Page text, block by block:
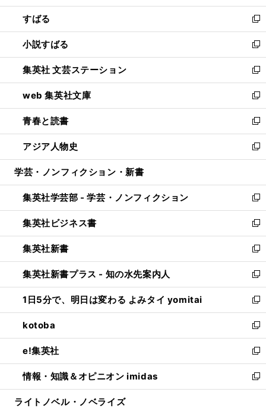
開
く
ウ
で
開
く
ン
ド
ウ
で
開
く
すばる
新
し
い
ウ
ィ
ン
ド
ウ
で
開
く
小説すばる
新
し
い
ウ
ィ
ン
ド
ウ
で
開
集英社 文芸ステーション
新
し
い
ウ
ィ
ン
ド
ウ
開
く
web 集英社文庫
新
し
い
ウ
ィ
ン
ウ
で
開
く
青春と読書
新
し
い
ウ
ン
ド
ウ
で
開
く
アジア人物史
新
し
ウ
ィ
ン
ド
ウ
で
開
く
学芸・ノンフィクション・新書
集英社学芸部 - 学芸・ノンフィクション
新
し
い
ウ
ィ
ン
ド
ウ
で
開
く
集英社ビジネス書
新
し
い
ウ
ィ
ン
ド
ウ
で
開
く
集英社新書
新
し
い
ウ
ィ
ン
ド
ウ
で
開
く
集英社新書プラス - 知の水先案内人
新
し
い
ウ
ィ
ン
ド
ウ
で
開
1日5分で、明日は変わる よみタイ yomitai
新
し
い
ウ
ィ
ン
ド
ウ
kotoba
新
し
い
ウ
ィ
ン
e!集英社
新
し
い
ウ
情報・知識＆オピニオン imidas
新
し
ライトノベル・ノベライズ